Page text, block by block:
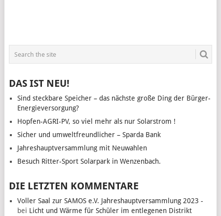
DAS IST NEU!
Sind steckbare Speicher – das nächste große Ding der Bürger-
Energieversorgung?
Hopfen-AGRI-PV, so viel mehr als nur Solarstrom !
Sicher und umweltfreundlicher – Sparda Bank
Jahreshauptversammlung mit Neuwahlen
Besuch Ritter-Sport Solarpark in Wenzenbach.
DIE LETZTEN KOMMENTARE
Voller Saal zur SAMOS e.V. Jahreshauptversammlung 2023 -
bei Licht und Wärme für Schüler im entlegenen Distrikt